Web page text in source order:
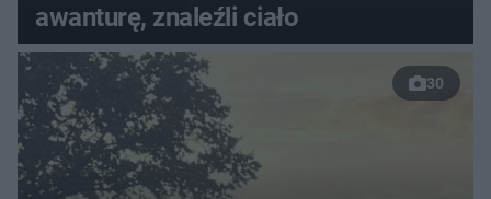
awanturę, znaleźli ciało
30